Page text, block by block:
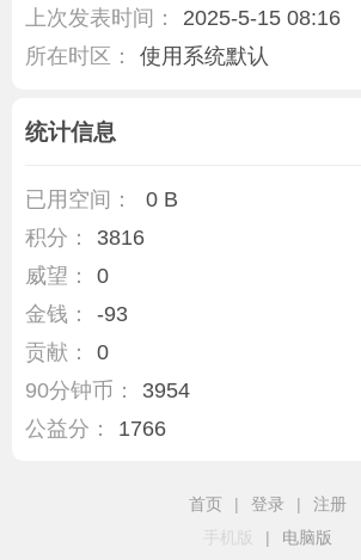
上次发表时间：
2025-5-15 08:16
所在时区：
使用系统默认
统计信息
已用空间：
0 B
积分：
3816
威望：
0
金钱：
-93
贡献：
0
90分钟币：
3954
公益分：
1766
首页 | 登录 |
注册
手机版
| 电脑版